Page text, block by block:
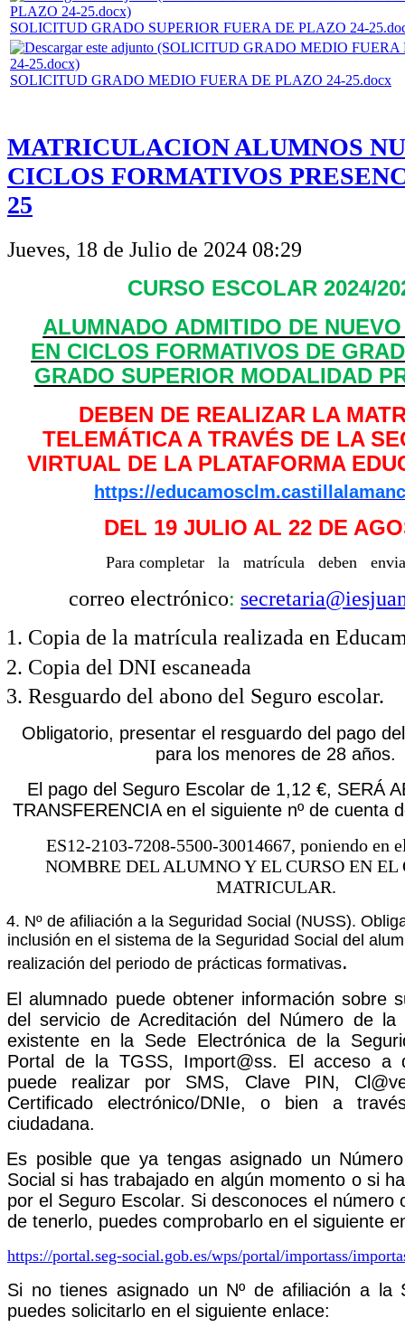
SOLICITUD GRADO SUPERIOR FUERA DE PLAZO 24-
SOLICITUD GRADO MEDIO FUERA DE PLAZO 24-25.docx
MATRICULACION ALUMNOS
CICLOS FORMATIVOS
25
Jueves, 18 de Julio de 2024 08:29
CURSO ESCOLAR 2024/
ALUMNADO ADMITIDO DE
EN CICLOS FORMATIVOS DE
GRADO SUPERIOR MODALIDAD
DEBEN DE REALIZAR LA
TELEMÁTICA A TRAVÉS DE LA
VIRTUAL DE LA PLATAFORMA
https://
DEL 19 JULIO AL 22 DE
Para completar la matrícula deben
correo electrónico:
1. Copia de la matrícula realizada en
2. Copia del DNI escaneada
3. Resguardo del abono del Seguro escolar.
Obligatorio, presentar el resguardo del pago
para los menores de 28 años.
El pago del Seguro Escolar de 1,12 €, SERÁ
TRANSFERENCIA en el siguiente nº de cuenta
ES12-2103-7208-5500-30014667, poniendo en
NOMBRE DEL ALUMNO Y EL CURSO EN EL
MATRICULAR.
4. Nº de afiliación a la Seguridad Social (NUSS).
inclusión en el sistema de la Seguridad Social del
realización del periodo de prácticas formativas.
El alumnado puede obtener información sobre
del servicio de Acreditación del Número de la
existente en la Sede Electrónica de la
Portal de la TGSS, Import@ss. El acceso a
puede realizar por SMS, Clave PIN,
Certificado electrónico/DNIe, o bien a
ciudadana.
Es posible que ya tengas asignado un
Social si has trabajado en algún momento o si
por el Seguro Escolar. Si desconoces el número
de tenerlo, puedes comprobarlo en el siguiente
https://portal.seg-social.gob.es/wps/portal/importass/
Si no tienes asignado un Nº de afiliación a la
puedes solicitarlo en el siguiente enlace: